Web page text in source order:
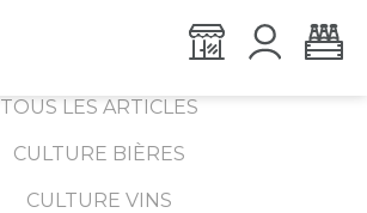
TOUS LES ARTICLES
CULTURE BIÈRES
CULTURE VINS